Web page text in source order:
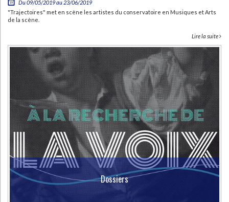
Du 09/05/2019 au 23/06/2019
"Trajectoires" met en scène les artistes du conservatoire en Musiques et Arts
de la scène.
Lire la suite
Dossiers